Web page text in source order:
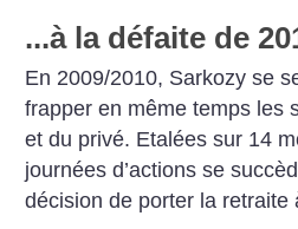
...à la défaite de
En 2009/2010, Sarkozy se
frapper en même temps les
et du privé. Etalées sur 14
journées d’actions se
décision de porter la retraite